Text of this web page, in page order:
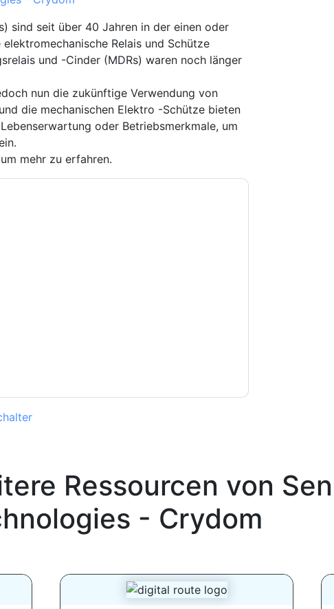
sind seit über 40 Jahren in der einen oder
Relais und Schütze
und -Cinder (MDRs) waren noch länger
nun die zukünftige Verwendung von
die mechanischen Elektro -Schütze bieten
oder Betriebsmerkmale, um
mehr zu erfahren.
Ressourcen von
- Crydom